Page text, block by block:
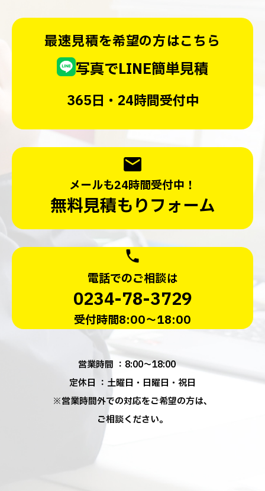
最速見積を希望の方はこちら
写真でLINE簡単見積
365日・24時間受付中
メールも24時間受付中！
無料見積もりフォーム
電話でのご相談は
0234-78-3729
受付時間8:00～18:00
営業時間 ：8:00～18:00
定休日 ：土曜日・日曜日・祝日
※営業時間外での対応をご希望の方は、
ご相談ください。